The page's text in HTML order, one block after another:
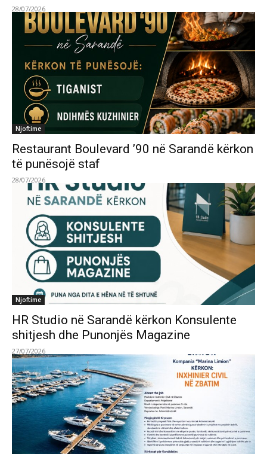
28/07/2026
Njoftime
Restaurant Boulevard ’90 në Sarandë kërkon
të punësojë staf
28/07/2026
Njoftime
HR Studio në Sarandë kërkon Konsulente
shitjesh dhe Punonjës Magazine
27/07/2026